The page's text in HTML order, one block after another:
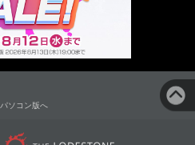
パソコン版へ